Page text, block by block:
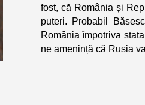
fost, că România și
puteri. Probabil
România împotriva
ne amenință că Rusia